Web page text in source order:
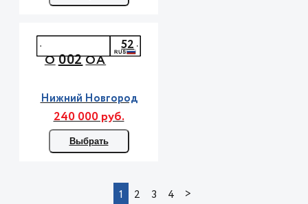
О002ОА
52
Нижний Новгород
240 000 руб.
Выбрать
1 2 3 4 >